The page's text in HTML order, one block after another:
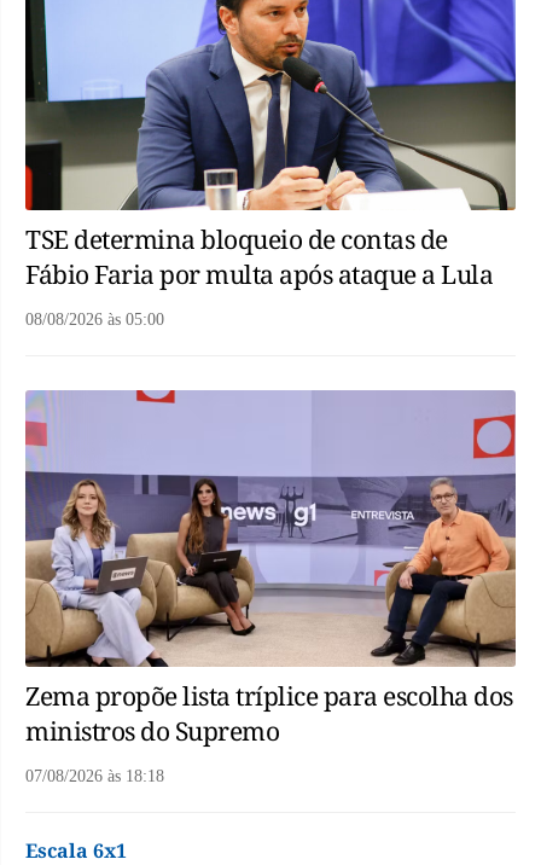
TSE determina bloqueio de contas de
Fábio Faria por multa após ataque a Lula
08/08/2026 às 05:00
Zema propõe lista tríplice para escolha dos
ministros do Supremo
07/08/2026 às 18:18
Escala 6x1